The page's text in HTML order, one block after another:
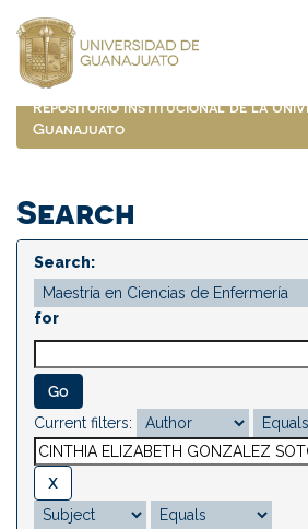
navigation
Repositorio Institucional de la
Guanajuato
Search
Search:
for
Current filters: